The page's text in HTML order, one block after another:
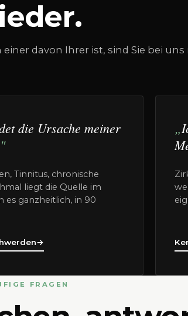
davon Ihrer ist, sind Sie bei uns
die Ursache meiner
Tinnitus, chronische
liegt die Quelle im
es ganzheitlich, in 90
→
FRAGEN